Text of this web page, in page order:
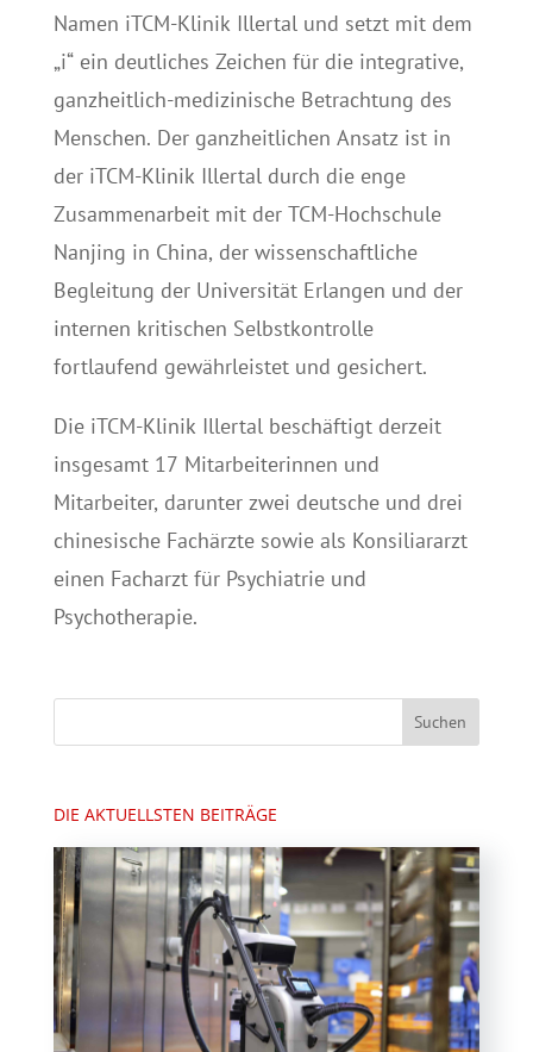
Namen iTCM-Klinik Illertal und setzt mit dem
„i“ ein deutliches Zeichen für die integrative,
ganzheitlich-medizinische Betrachtung des
Menschen. Der ganzheitlichen Ansatz ist in
der iTCM-Klinik Illertal durch die enge
Zusammenarbeit mit der TCM-Hochschule
Nanjing in China, der wissenschaftliche
Begleitung der Universität Erlangen und der
internen kritischen Selbstkontrolle
fortlaufend gewährleistet und gesichert.
Die iTCM-Klinik Illertal beschäftigt derzeit
insgesamt 17 Mitarbeiterinnen und
Mitarbeiter, darunter zwei deutsche und drei
chinesische Fachärzte sowie als Konsiliararzt
einen Facharzt für Psychiatrie und
Psychotherapie.
DIE AKTUELLSTEN BEITRÄGE